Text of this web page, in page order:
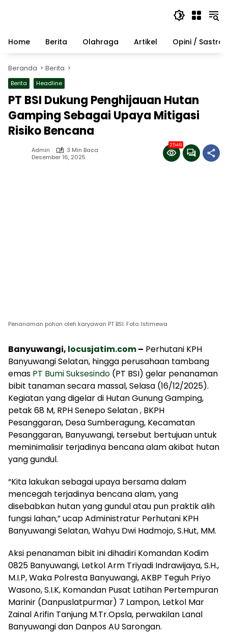
Home
Berita Olahraga Artikel Opini / Sastra
Beranda Berita
Berita Headline
PT BSI Dukung Penghijauan Hutan
Gamping Sebagai Upaya Mitigasi
Risiko Bencana
Admin
3 Min Baca
Desember 16, 2025
2546
Penanaman pohon oleh karyawan PT BSI. Foto: Istimewa
Banyuwangi, locusjatim.com– Perhutani KPH
Banyuwangi Selatan, hingga perusahaan tambang
emas PT Bumi Suksesindo (PT BSI) gelar penanaman
bibit tanaman secara massal, Selasa (16/12/2025).
Kegiatan yang digelar di Hutan Gunung Gamping,
petak 68 M, RPH Senepo Selatan , BKPH
Pesanggaran, Desa Sumberagung, Kecamatan
Pesanggaran, Banyuwangi, tersebut bertujuan untuk
meminimalisir terjadinya bencana alam akibat hutan
yang gundul.
“Kita lakukan sebagai upaya bersama dalam
mencegah terjadinya bencana alam, yang
disebabkan hutan yang gundul atau pun praktik alih
fungsi lahan,” ucap Administratur Perhutani KPH
Banyuwangi Selatan, Wahyu Dwi Hadmojo, S.Hut, MM.
Aksi penanaman bibit ini dihadiri Komandan Kodim
0825 Banyuwangi, Letkol Arm Triyadi Indrawijaya, S.H.,
M.I.P, Waka Polresta Banyuwangi, AKBP Teguh Priyo
Wasono, S.I.K, Komandan Pusat Latihan Pertempuran
Marinir (Danpuslatpurmar) 7 Lampon, Letkol Mar
Zainal Arifin Tanjung M.Tr.Opsla, perwakilan Lanal
Banyuwangi dan Danpos AU Sarongan.